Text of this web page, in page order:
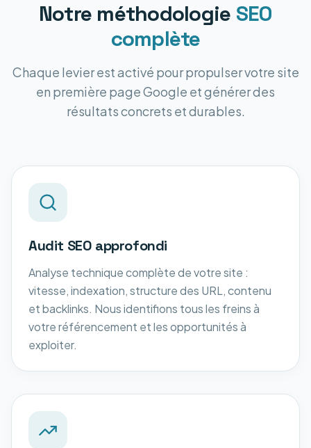
Notre méthodologie SEO
complète
Chaque levier est activé pour propulser votre site
en première page Google et générer des
résultats concrets et durables.
Audit SEO approfondi
Analyse technique complète de votre site :
vitesse, indexation, structure des URL, contenu
et backlinks. Nous identifions tous les freins à
votre référencement et les opportunités à
exploiter.